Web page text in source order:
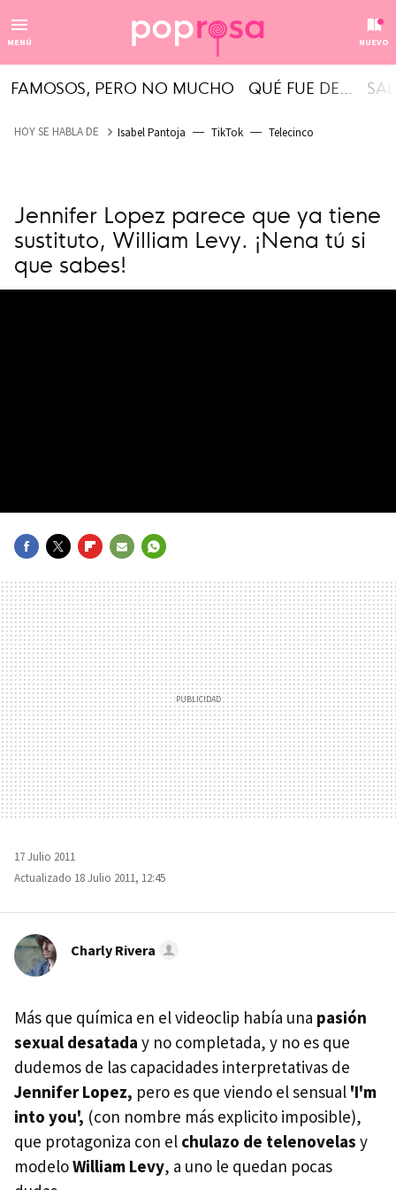
MENÚ NUEVO
FAMOSOS, PERO NO MUCHO QUÉ FUE DE...
HOY SE HABLA DE Isabel Pantoja TikTok Telecinco
Jennifer Lopez parece que ya tiene
sustituto, William Levy. ¡Nena tú si
que sabes!
MAIL
17 Julio 2011
Actualizado 18 Julio 2011, 12:45
Charly Rivera
Más que química en el videoclip había una pasión
sexual desatada y no completada, y no es que
dudemos de las capacidades interpretativas de
Jennifer Lopez, pero es que viendo el sensual 'I'm
into you', (con nombre más explicito imposible),
que protagoniza con el chulazo de telenovelas y
modeloWilliam Levy, a uno le quedan pocas